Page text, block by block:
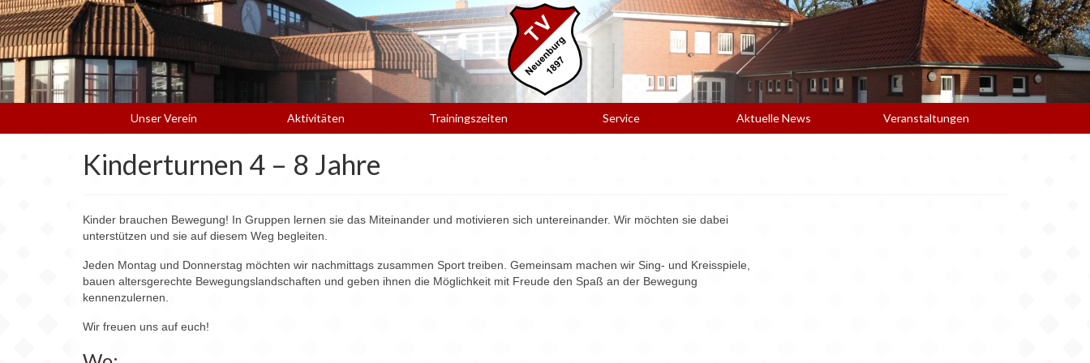
Unser Verein Aktivitäten Trainingszeiten Service Aktuelle News Veranstaltungen
Kinderturnen 4 – 8 Jahre
Kinder brauchen Bewegung! In Gruppen lernen sie das Miteinander und motivieren sich untereinander. Wir möchten sie dabei
unterstützen und sie auf diesem Weg begleiten.
Jeden Montag und Donnerstag möchten wir nachmittags zusammen Sport treiben. Gemeinsam machen wir Sing- und Kreisspiele,
bauen altersgerechte Bewegungslandschaften und geben ihnen die Möglichkeit mit Freude den Spaß an der Bewegung
kennenzulernen.
Wir freuen uns auf euch!